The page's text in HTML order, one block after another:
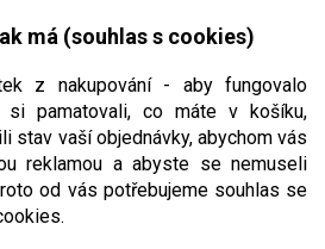
má (souhlas s cookies)
z nakupování - aby fungovalo
si pamatovali, co máte v košíku,
stav vaší objednávky, abychom vás
reklamou a abyste se nemuseli
od vás potřebujeme souhlas se
NÁKUPNÍ
AMP500 YTH